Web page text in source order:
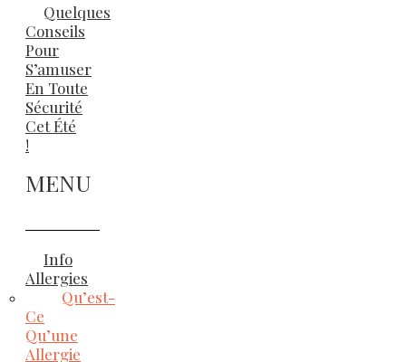
Quelques
Conseils
Pour
S’amuser
En Toute
Sécurité
Cet Été
!
MENU
Info
Allergies
Qu’est-
Ce
Qu’une
Allergie